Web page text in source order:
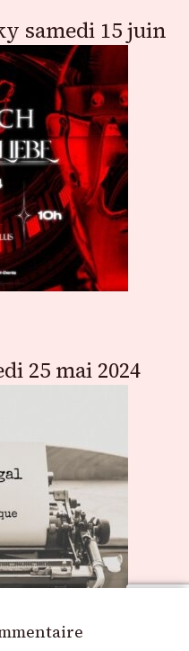
samedi 15 juin
25 mai 2024